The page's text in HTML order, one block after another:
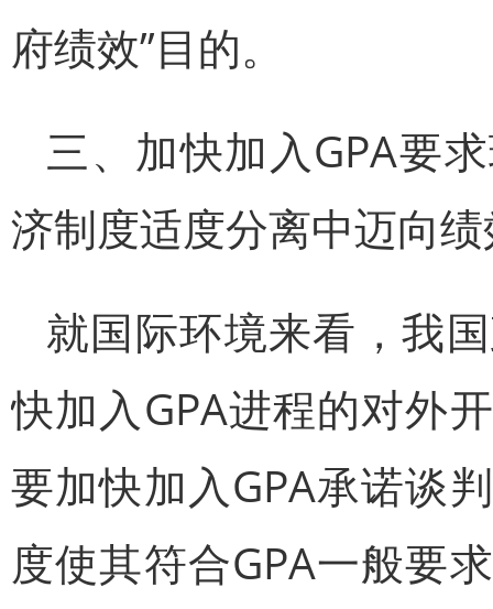
府绩效”目的。
三、加快加入GPA要
济制度适度分离中迈向
就国际环境来看，我
快加入GPA进程的对外
要加快加入GPA承诺谈
度使其符合GPA一般要